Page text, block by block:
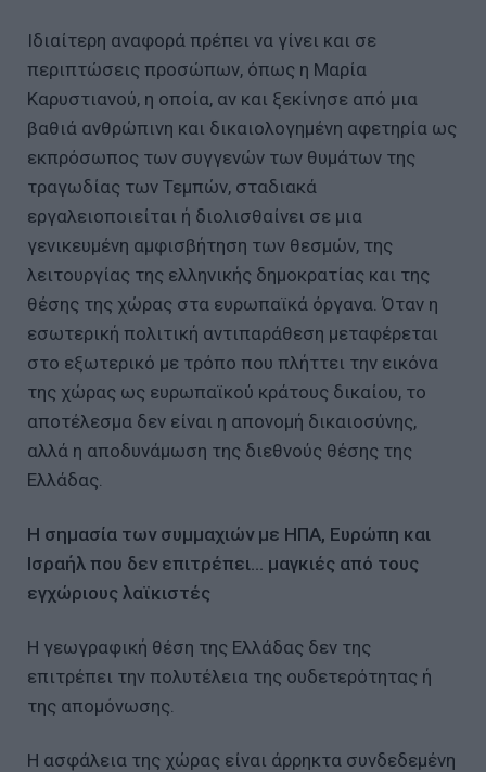
Ιδιαίτερη αναφορά πρέπει να γίνει και σε
περιπτώσεις προσώπων, όπως η Μαρία
Καρυστιανού, η οποία, αν και ξεκίνησε από μια
βαθιά ανθρώπινη και δικαιολογημένη αφετηρία ως
εκπρόσωπος των συγγενών των θυμάτων της
τραγωδίας των Τεμπών, σταδιακά
εργαλειοποιείται ή διολισθαίνει σε μια
γενικευμένη αμφισβήτηση των θεσμών, της
λειτουργίας της ελληνικής δημοκρατίας και της
θέσης της χώρας στα ευρωπαϊκά όργανα. Όταν η
εσωτερική πολιτική αντιπαράθεση μεταφέρεται
στο εξωτερικό με τρόπο που πλήττει την εικόνα
της χώρας ως ευρωπαϊκού κράτους δικαίου, το
αποτέλεσμα δεν είναι η απονομή δικαιοσύνης,
αλλά η αποδυνάμωση της διεθνούς θέσης της
Ελλάδας.
Η σημασία των συμμαχιών με ΗΠΑ, Ευρώπη και
Ισραήλ που δεν επιτρέπει... μαγκιές από τους
εγχώριους λαϊκιστές
Η γεωγραφική θέση της Ελλάδας δεν της
επιτρέπει την πολυτέλεια της ουδετερότητας ή
της απομόνωσης.
Η ασφάλεια της χώρας είναι άρρηκτα συνδεδεμένη